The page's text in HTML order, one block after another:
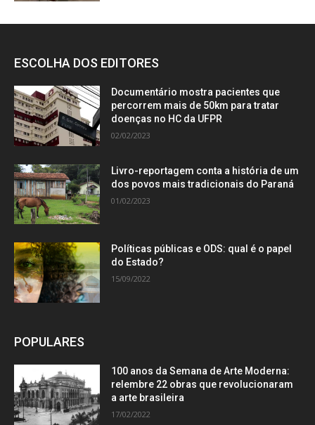
ESCOLHA DOS EDITORES
Documentário mostra pacientes que
percorrem mais de 50km para tratar
doenças no HC da UFPR
02/02/2023
Livro-reportagem conta a história de um
dos povos mais tradicionais do Paraná
01/02/2023
Políticas públicas e ODS: qual é o papel
do Estado?
15/09/2022
POPULARES
100 anos da Semana de Arte Moderna:
relembre 22 obras que revolucionaram
a arte brasileira
17/02/2022